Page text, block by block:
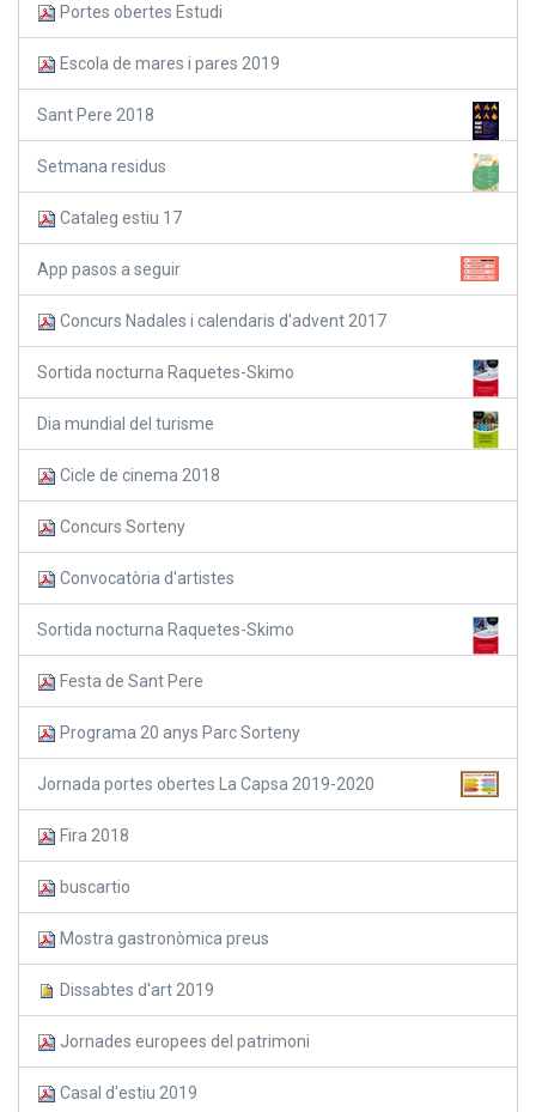
Portes obertes Estudi
Escola de mares i pares 2019
Sant Pere 2018
Setmana residus
Cataleg estiu 17
App pasos a seguir
Concurs Nadales i calendaris d'advent 2017
Sortida nocturna Raquetes-Skimo
Dia mundial del turisme
Cicle de cinema 2018
Concurs Sorteny
Convocatòria d'artistes
Sortida nocturna Raquetes-Skimo
Festa de Sant Pere
Programa 20 anys Parc Sorteny
Jornada portes obertes La Capsa 2019-2020
Fira 2018
buscartio
Mostra gastronòmica preus
Dissabtes d'art 2019
Jornades europees del patrimoni
Casal d'estiu 2019